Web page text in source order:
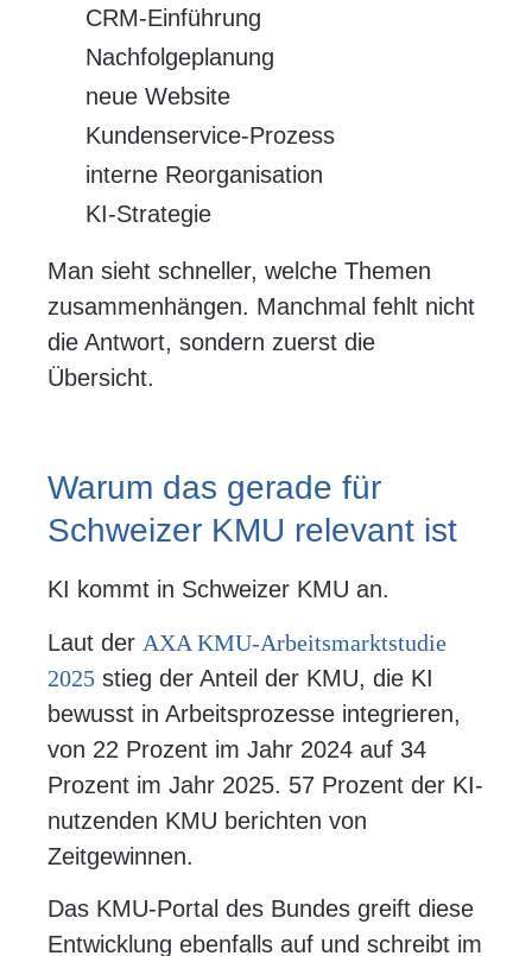
CRM-Einführung
Nachfolgeplanung
neue Website
Kundenservice-Prozess
interne Reorganisation
KI-Strategie
Man sieht schneller, welche Themen
zusammenhängen. Manchmal fehlt nicht
die Antwort, sondern zuerst die
Übersicht.
Warum das gerade für
Schweizer KMU relevant ist
KI kommt in Schweizer KMU an.
Laut der AXA KMU-Arbeitsmarktstudie
2025 stieg der Anteil der KMU, die KI
bewusst in Arbeitsprozesse integrieren,
von 22 Prozent im Jahr 2024 auf 34
Prozent im Jahr 2025. 57 Prozent der KI-
nutzenden KMU berichten von
Zeitgewinnen.
Das KMU-Portal des Bundes greift diese
Entwicklung ebenfalls auf und schreibt im